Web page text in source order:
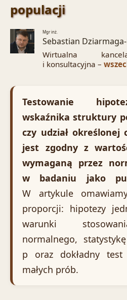
populacji
Mgr inż.
Sebastian
Wirtualna
i konsultacyjna –
Testowanie
wskaźnika struktury
czy udział określonej
jest zgodny z
wymaganą przez
w badaniu jako
W artykule
proporcji: hipotezy
warunki
normalnego,
p oraz dokładny
małych prób.